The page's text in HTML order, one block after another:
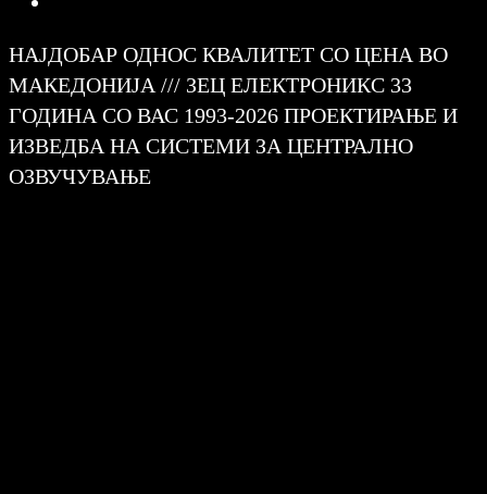
НАЈДОБАР ОДНОС КВАЛИТЕТ СО ЦЕНА ВО
МАКЕДОНИЈА /// ЗЕЦ ЕЛЕКТРОНИКС 33
ГОДИНА СО ВАС 1993-2026 ПРОЕКТИРАЊЕ И
ИЗВЕДБА НА СИСТЕМИ ЗА ЦЕНТРАЛНО
ОЗВУЧУВАЊЕ